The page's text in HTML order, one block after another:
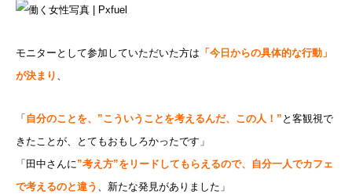
モニターとして参加していただいた方は 「今日からの具体的な行動」
が決まり
「 自分のことを、”こういうことを考えるんだ、この人！” と客観視で
きたことが、とてもおもしろかったです」
「田中さんに”考え方”をリードしてもらえるので、自分一人でカフェ
で考えるのと違う
、新たな発見がありました」